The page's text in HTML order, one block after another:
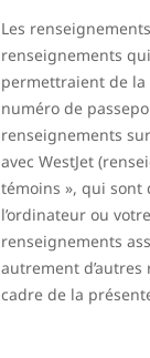
Les
renseignements
permettraient de la
numéro de
renseignements
avec WestJet
témoins », qui sont
l’ordinateur ou
renseignements
autrement
cadre de la